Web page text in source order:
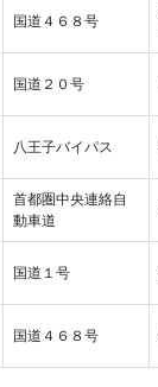
国道４６８号
国道２０号
八王子バイパス
首都圏中央連絡自
動車道
国道１号
国道４６８号